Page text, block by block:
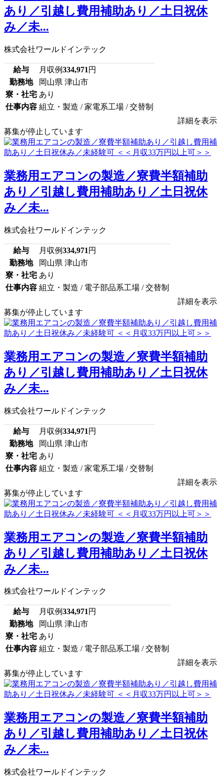
あり／引越し費用補助あり／土日祝休
み／未...
株式会社ワールドインテック
給与 月収例334,971 円
勤務地
岡山県 津山市
寮・社宅 あり
仕事内容 組立・製造 / 家電系工場 / 交替制
詳細を表示
募集が停止しています
業務用エアコンの製造／寮費半額補助
あり／引越し費用補助あり／土日祝休
み／未...
株式会社ワールドインテック
給与 月収例334,971 円
勤務地
岡山県 津山市
寮・社宅 あり
仕事内容 組立・製造 / 電子部品系工場 / 交替制
詳細を表示
募集が停止しています
業務用エアコンの製造／寮費半額補助
あり／引越し費用補助あり／土日祝休
み／未...
株式会社ワールドインテック
給与 月収例334,971 円
勤務地
岡山県 津山市
寮・社宅 あり
仕事内容 組立・製造 / 家電系工場 / 交替制
詳細を表示
募集が停止しています
業務用エアコンの製造／寮費半額補助
あり／引越し費用補助あり／土日祝休
み／未...
株式会社ワールドインテック
給与 月収例334,971円
勤務地
岡山県 津山市
寮・社宅 あり
仕事内容 組立・製造 / 電子部品系工場 / 交替制
詳細を表示
募集が停止しています
業務用エアコンの製造／寮費半額補助
あり／引越し費用補助あり／土日祝休
み／未...
株式会社ワールドインテック